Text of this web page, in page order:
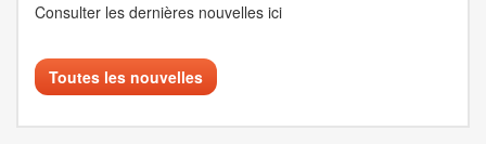
Consulter les dernières nouvelles ici
Toutes les nouvelles